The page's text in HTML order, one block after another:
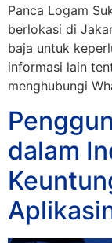
Panca Logam
berlokasi di
baja untuk
informasi lain
menghubungi
dalam